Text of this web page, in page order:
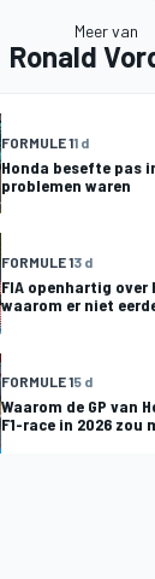
Meer van
Ronald
FORMULE 11 d
Honda besefte pas
problemen waren
FORMULE 13 d
FIA openhartig over
waarom er niet
FORMULE 15 d
Waarom de GP van
F1-race in 2026 zou